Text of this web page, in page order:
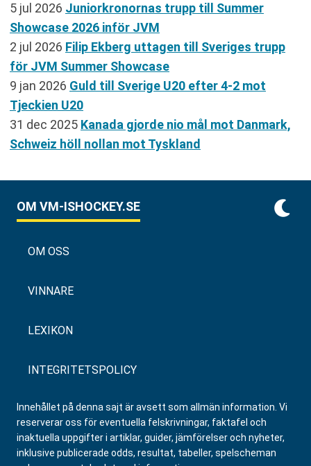
5 jul 2026 Juniorkronornas trupp till Summer
Showcase 2026 inför JVM
2 jul 2026 Filip Ekberg uttagen till Sveriges trupp
för JVM Summer Showcase
9 jan 2026 Guld till Sverige U20 efter 4-2 mot
Tjeckien U20
31 dec 2025 Kanada gjorde nio mål mot Danmark,
Schweiz höll nollan mot Tyskland
OM VM-ISHOCKEY.SE
OM OSS
VINNARE
LEXIKON
INTEGRITETSPOLICY
Innehållet på denna sajt är avsett som allmän information. Vi
reserverar oss för eventuella felskrivningar, faktafel och
inaktuella uppgifter i artiklar, guider, jämförelser och nyheter,
inklusive publicerade odds, resultat, tabeller, spelscheman